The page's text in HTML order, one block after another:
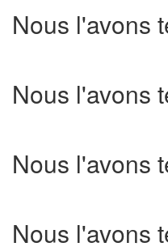
Nous l'avons
Nous l'avons
Nous l'avons
Nous l'avons